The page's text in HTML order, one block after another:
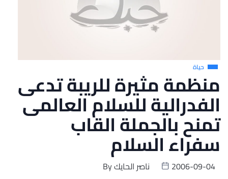
حياة
منظمة مثيرة للريبة تدعى
الفدرالية للسلام العالمى
تمنح بالجملة القاب
سفراء السلام
Byناصر الحايك
2006-09-04